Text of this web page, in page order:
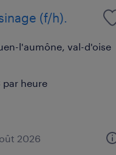
(f/h).
l'aumône, val-d'oise
par heure
2026